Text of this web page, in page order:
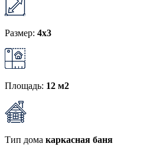
Размер: 4x3
Площадь: 12 м2
Тип дома каркасная баня